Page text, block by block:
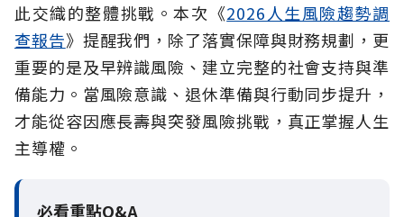
此交織的整體挑戰。本次《2026人生風險趨勢調
查報告》提醒我們，除了落實保障與財務規劃，更
重要的是及早辨識風險、建立完整的社會支持與準
備能力。當風險意識、退休準備與行動同步提升，
才能從容因應長壽與突發風險挑戰，真正掌握人生
主導權。
必看重點Q&A